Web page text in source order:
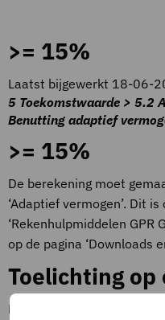
>= 15%
Laatst bijgewerkt 18-06-
5 Toekomstwaarde > 5.2
Benutting adaptief
>= 15%
De berekening moet
‘Adaptief vermogen’. Dit
‘Rekenhulpmiddelen GPR
op de pagina ‘Downloads
Toelichting
Kies de optie die past bij